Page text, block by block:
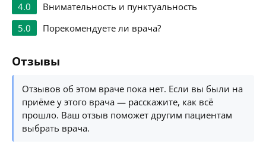
4.0
Внимательность и пунктуальность
5.0
Порекомендуете ли врача?
Отзывы
Отзывов об этом враче пока нет. Если вы были на
приёме у этого врача — расскажите, как всё
прошло. Ваш отзыв поможет другим пациентам
выбрать врача.